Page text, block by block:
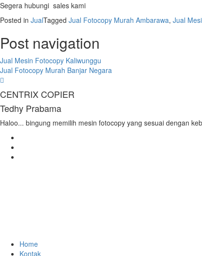
Segera hubungi sales kami
Posted in JualTagged Jual Fotocopy Murah Ambarawa, Jual
Post navigation
Jual Mesin Fotocopy Kaliwunggu
Jual Fotocopy Murah Banjar Negara
CENTRIX COPIER
Tedhy Prabama
Haloo... bingung memilih mesin fotocopy yang sesuai dengan
Home
Kontak